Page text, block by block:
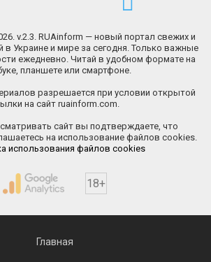
v.2.3. RUAinform — новый портал свежих и
в Украине и мире за сегодня. Только важные
ежедневно. Читай в удобном формате на
планшете или смартфоне.
разрешается при условии открытой
на сайт ruainform.com.
сайт вы подтверждаете, что
на использование файлов cookies.
использования файлов cookies
18+
Главная